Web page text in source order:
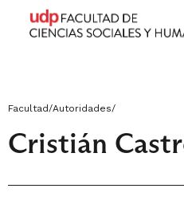
Facultad/Autoridades/
Cristián